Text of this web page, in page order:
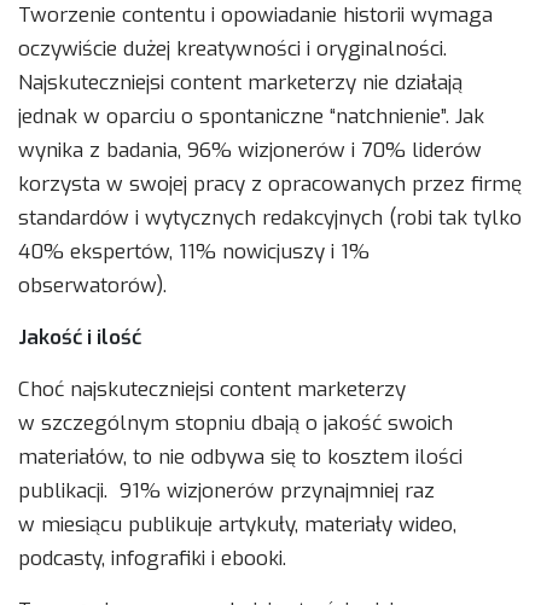
Tworzenie contentu i opowiadanie historii wymaga
oczywiście dużej kreatywności i oryginalności.
Najskuteczniejsi content marketerzy nie działają
jednak w oparciu o spontaniczne “natchnienie”. Jak
wynika z badania, 96% wizjonerów i 70% liderów
korzysta w swojej pracy z opracowanych przez firmę
standardów i wytycznych redakcyjnych (robi tak tylko
40% ekspertów, 11% nowicjuszy i 1%
obserwatorów).
Jakość i ilość
Choć najskuteczniejsi content marketerzy
w szczególnym stopniu dbają o jakość swoich
materiałów, to nie odbywa się to kosztem ilości
publikacji. 91% wizjonerów przynajmniej raz
w miesiącu publikuje artykuły, materiały wideo,
podcasty, infografiki i ebooki.